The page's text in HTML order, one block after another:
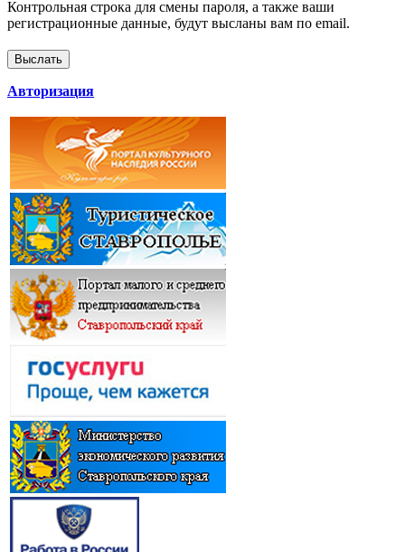
Контрольная строка для смены пароля, а также ваши
регистрационные данные, будут высланы вам по email.
Авторизация